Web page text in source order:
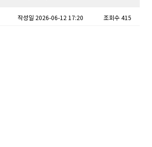
작성일 2026-06-12 17:20 조회수 415